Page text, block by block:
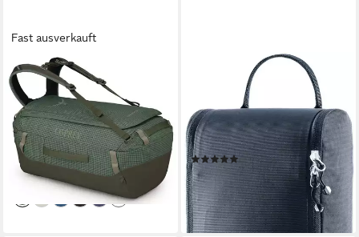
Fast ausverkauft
OSPREY
Reisetasche Osprey
Transporter Duffel 40
Reisetasche
ab 126,26 € UVP140,00 €
-10%
lieferbar - in 2-3 Werktagen bei dir
+1
Kulturbeutel WASH CENTER
I, mit großem Hauptfach,
abnehmbarer Spiegel, Haken
zum Aufhängen
(2)
ab 35,72 €
lieferbar - in 2-3 Werktagen bei dir